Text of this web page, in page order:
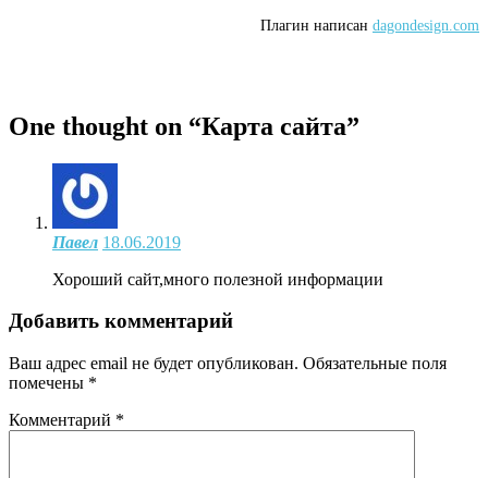
Плагин написан dagondesign.com
One thought on “Карта сайта”
Павел 18.06.2019
Хороший сайт,много полезной информации
Добавить комментарий
Ваш адрес email не будет опубликован. Обязательные поля
помечены *
Комментарий *